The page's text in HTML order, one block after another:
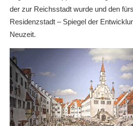
der zur Reichsstadt wurde und den
Residenzstadt – Spiegel der
Neuzeit.